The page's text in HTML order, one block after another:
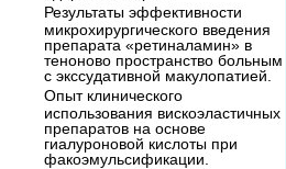
Результаты эффективности
микрохирургического введения
препарата «ретиналамин» в
теноново пространство больным
с экссудативной макулопатией.
Опыт клинического
использования вискоэластичных
препаратов на основе
гиалуроновой кислоты при
факоэмульсификации.